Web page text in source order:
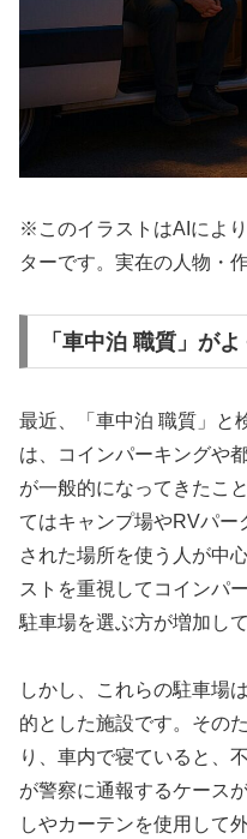
※このイラストはAIによ
ターです。実在の人物・
「車中泊 職質」が
最近、「車中泊 職質」と
は、コインパーキングや
が一般的になってきたこ
てはキャンプ場やRVパ
された場所を使う人が中
ストを重視してコインパ
駐車場を選ぶ方が増加して
しかし、これらの駐車場
的とした施設です。その
り、車内で寝ていると、
が警察に通報するケース
しやカーテンを使用して